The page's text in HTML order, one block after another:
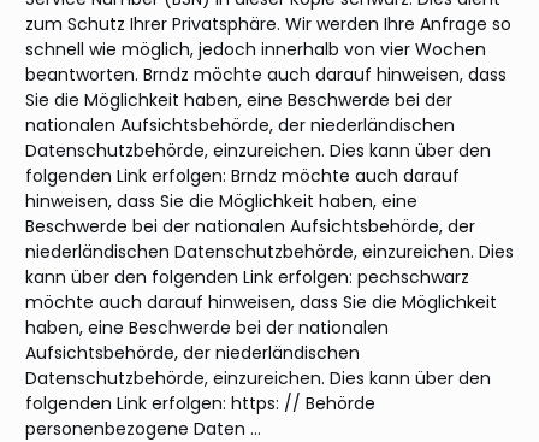
zum Schutz Ihrer Privatsphäre. Wir werden Ihre Anfrage so
schnell wie möglich, jedoch innerhalb von vier Wochen
beantworten. Brndz möchte auch darauf hinweisen, dass
Sie die Möglichkeit haben, eine Beschwerde bei der
nationalen Aufsichtsbehörde, der niederländischen
Datenschutzbehörde, einzureichen. Dies kann über den
folgenden Link erfolgen: Brndz möchte auch darauf
hinweisen, dass Sie die Möglichkeit haben, eine
Beschwerde bei der nationalen Aufsichtsbehörde, der
niederländischen Datenschutzbehörde, einzureichen. Dies
kann über den folgenden Link erfolgen: pechschwarz
möchte auch darauf hinweisen, dass Sie die Möglichkeit
haben, eine Beschwerde bei der nationalen
Aufsichtsbehörde, der niederländischen
Datenschutzbehörde, einzureichen. Dies kann über den
folgenden Link erfolgen: https: // Behörde
personenbezogene Daten …